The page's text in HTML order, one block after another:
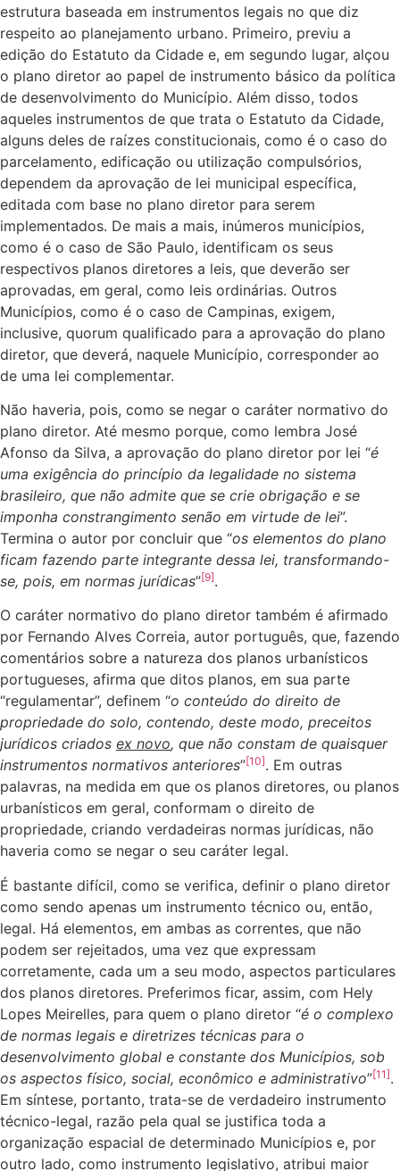
estrutura baseada em instrumentos legais no que diz
respeito ao planejamento urbano. Primeiro, previu a
edição do Estatuto da Cidade e, em segundo lugar, alçou
o plano diretor ao papel de instrumento básico da política
de desenvolvimento do Município. Além disso, todos
aqueles instrumentos de que trata o Estatuto da Cidade,
alguns deles de raízes constitucionais, como é o caso do
parcelamento, edificação ou utilização compulsórios,
dependem da aprovação de lei municipal específica,
editada com base no plano diretor para serem
implementados. De mais a mais, inúmeros municípios,
como é o caso de São Paulo, identificam os seus
respectivos planos diretores a leis, que deverão ser
aprovadas, em geral, como leis ordinárias. Outros
Municípios, como é o caso de Campinas, exigem,
inclusive, quorum qualificado para a aprovação do plano
diretor, que deverá, naquele Município, corresponder ao
de uma lei complementar.
Não haveria, pois, como se negar o caráter normativo do
plano diretor. Até mesmo porque, como lembra José
Afonso da Silva, a aprovação do plano diretor por lei “é
uma exigência do princípio da legalidade no sistema
brasileiro, que não admite que se crie obrigação e se
imponha constrangimento senão em virtude de lei”.
Termina o autor por concluir que “os elementos do plano
ficam fazendo parte integrante dessa lei, transformando-
se, pois, em normas jurídicas”[9].
O caráter normativo do plano diretor também é afirmado
por Fernando Alves Correia, autor português, que, fazendo
comentários sobre a natureza dos planos urbanísticos
portugueses, afirma que ditos planos, em sua parte
“regulamentar”, definem “o conteúdo do direito de
propriedade do solo, contendo, deste modo, preceitos
jurídicos criados ex novo, que não constam de quaisquer
instrumentos normativos anteriores”[10]. Em outras
palavras, na medida em que os planos diretores, ou planos
urbanísticos em geral, conformam o direito de
propriedade, criando verdadeiras normas jurídicas, não
haveria como se negar o seu caráter legal.
É bastante difícil, como se verifica, definir o plano diretor
como sendo apenas um instrumento técnico ou, então,
legal. Há elementos, em ambas as correntes, que não
podem ser rejeitados, uma vez que expressam
corretamente, cada um a seu modo, aspectos particulares
dos planos diretores. Preferimos ficar, assim, com Hely
Lopes Meirelles, para quem o plano diretor “é o complexo
de normas legais e diretrizes técnicas para o
desenvolvimento global e constante dos Municípios, sob
os aspectos físico, social, econômico e administrativo”[11].
Em síntese, portanto, trata-se de verdadeiro instrumento
técnico-legal, razão pela qual se justifica toda a
organização espacial de determinado Municípios e, por
outro lado, como instrumento legislativo, atribui maior